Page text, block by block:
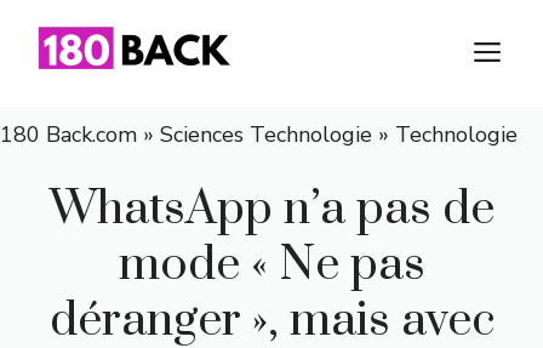
180 Back.com » Sciences Technologie » Technologie
WhatsApp n’a pas de
mode « Ne pas
déranger », mais avec